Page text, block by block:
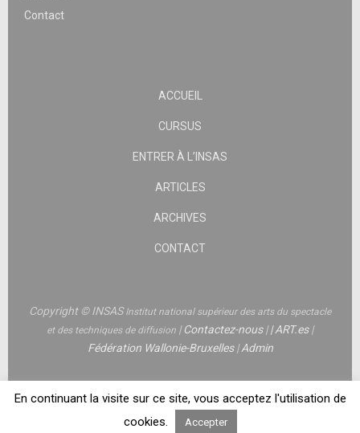
Contact
ACCUEIL
CURSUS
ENTRER À L’INSAS
ARTICLES
ARCHIVES
CONTACT
Copyright © INSASInstitut national supérieur des arts du spectacle
et des techniques de diffusion |Contactez-nous||ART.es|
Fédération Wallonie-Bruxelles|Admin
En continuant la visite sur ce site, vous acceptez l'utilisation de
cookies.
Accepter